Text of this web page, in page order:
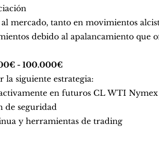
mercado, tanto en movimientos
debido al apalancamiento que
- 100.000€
la siguiente estrategia:
en futuros CL WTI Nymex
de seguridad
y herramientas de trading